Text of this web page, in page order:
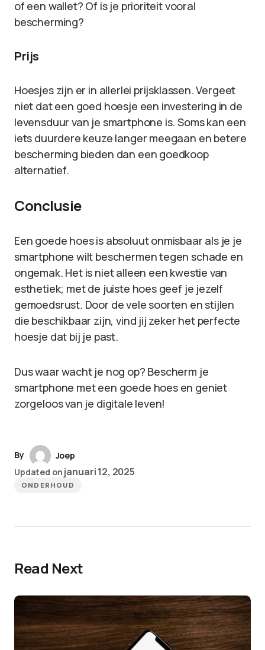
of een wallet? Of is je prioriteit vooral
bescherming?
Prijs
Hoesjes zijn er in allerlei prijsklassen. Vergeet
niet dat een goed hoesje een investering in de
levensduur van je smartphone is. Soms kan een
iets duurdere keuze langer meegaan en betere
bescherming bieden dan een goedkoop
alternatief.
Conclusie
Een goede hoes is absoluut onmisbaar als je je
smartphone wilt beschermen tegen schade en
ongemak. Het is niet alleen een kwestie van
esthetiek; met de juiste hoes geef je jezelf
gemoedsrust. Door de vele soorten en stijlen
die beschikbaar zijn, vind jij zeker het perfecte
hoesje dat bij je past.
Dus waar wacht je nog op? Bescherm je
smartphone met een goede hoes en geniet
zorgeloos van je digitale leven!
By
Joep
Updated on januari 12, 2025
ONDERHOUD
Read Next